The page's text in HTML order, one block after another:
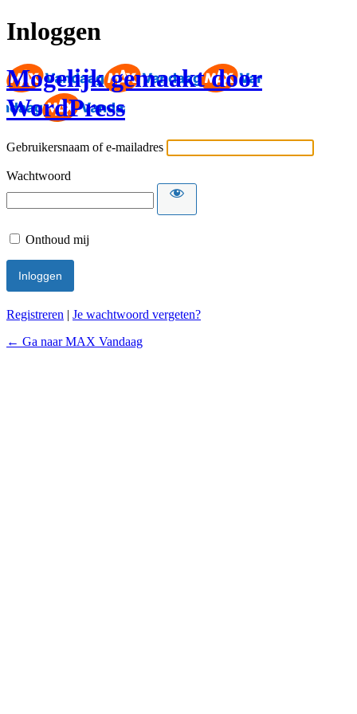
Inloggen
Mogelijk gemaakt door
WordPress
Gebruikersnaam of e-mailadres
Wachtwoord
Onthoud mij
Registreren | Je wachtwoord vergeten?
← Ga naar MAX Vandaag